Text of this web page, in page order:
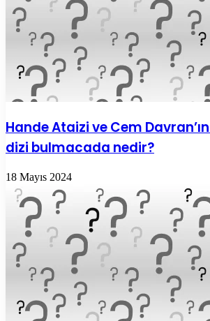
Hande Ataizi ve Cem
dizi bulmacada nedir?
18 Mayıs 2024